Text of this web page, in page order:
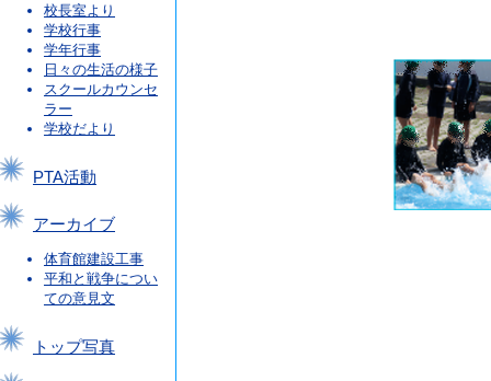
校長室より
学校行事
学年行事
日々の生活の様子
スクールカウンセ
ラー
学校だより
PTA活動
アーカイブ
体育館建設工事
平和と戦争につい
ての意見文
トップ写真